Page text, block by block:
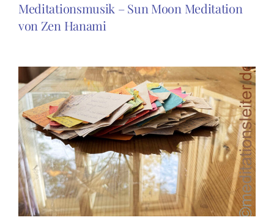
Meditationsmusik – Sun Moon Meditation
von Zen Hanami